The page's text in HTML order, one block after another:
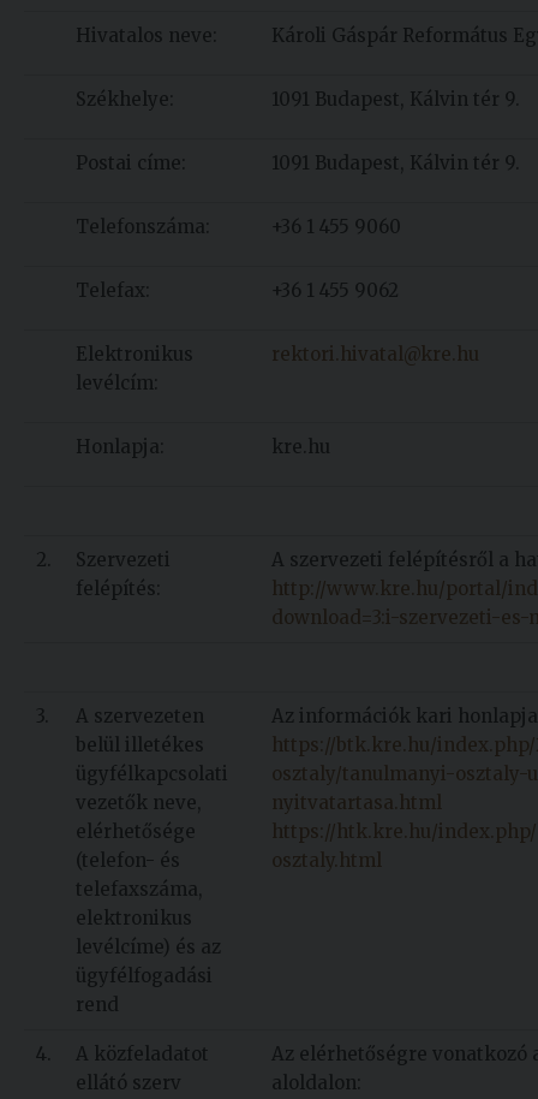
Sajtó
Sport
Akadémia
Hivatalos neve: Károli Gáspár Református
Székhelye: 1091 Budapest, Kálvin tér 9.
Postai címe: 1091 Budapest, Kálvin tér 9.
Telefonszáma: +36 1 455 9060
Telefax: +36 1 455 9062
Elektronikus
levélcím:
rektori.hivatal@kre.hu
Honlapja: kre.hu
2.
Szervezeti
felépítés:
A szervezeti felépítésről a
http://www.kre.hu/portal/
download=3:i-szervezeti-es-
3.
A szervezeten
belül illetékes
ügyfélkapcsolati
vezetők neve,
elérhetősége
(telefon- és
telefaxszáma,
elektronikus
levélcíme) és az
ügyfélfogadási
rend
Az információk kari
https://btk.kre.hu/index.php/
osztaly/tanulmanyi-osztaly-
nyitvatartasa.html
https://htk.kre.hu/
osztaly.html
4.
A közfeladatot
ellátó szerv
Az elérhetőségre
aloldalon: